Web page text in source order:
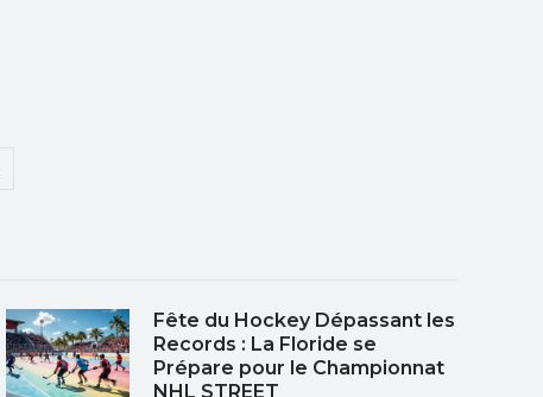
Fête du Hockey Dépassant les
Records : La Floride se
Prépare pour le Championnat
NHL STREET